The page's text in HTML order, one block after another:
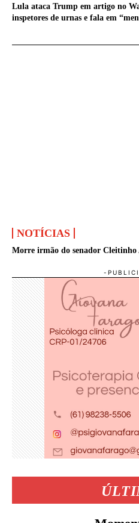
Lula ataca Trump em artigo no
inspetores de urnas e fala em
NOTÍCIAS
Morre irmão do senador Cleitinho